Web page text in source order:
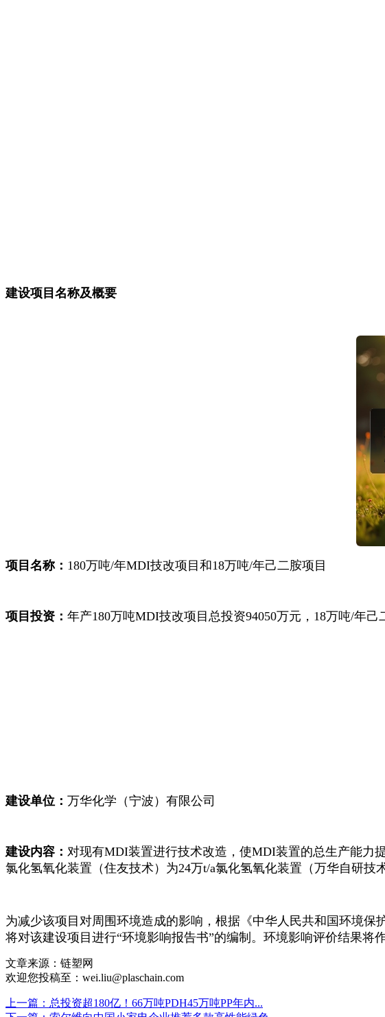
建设项目名称及概要
项目名称： 180万吨/年MDI技改项目和18万吨/年己二胺项目
项目投资： 年产180万吨MDI技改项目总投资94050万元，18万吨/年己
建设单位： 万华化学（宁波）有限公司
建设内容： 对现有MDI装置进行技术改造，使MDI装置的总生产能力
氯化氢氧化装置（住友技术）为24万t/a氯化氢氧化装置（万华自研
为减少该项目对周围环境造成的影响，根据《中华人民共和国环境保
将对该建设项目进行“环境影响报告书”的编制。环境影响评价结果将
文章来源：链塑网
欢迎您投稿至：wei.liu@plaschain.com
上一篇：总投资超180亿！66万吨PDH45万吨PP年内...